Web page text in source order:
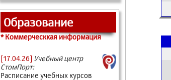
Образование
* Коммерческкая информация
[17.04.26] Учебный центр
СтомПорт:
Расписание учебных курсов